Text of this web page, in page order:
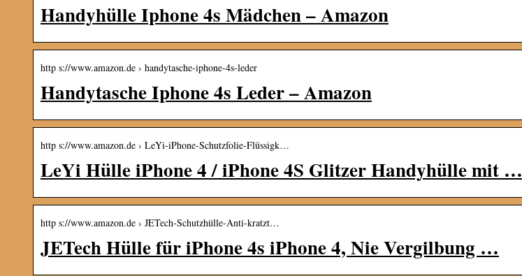
Handyhülle Iphone 4s Mädchen – Amazon
http s://www.amazon.de › handytasche-iphone-4s-leder
Handytasche Iphone 4s Leder – Amazon
http s://www.amazon.de › LeYi-iPhone-Schutzfolie-Flüssigk…
LeYi Hülle iPhone 4 / iPhone 4S Glitzer Handyhülle mit …
http s://www.amazon.de › JETech-Schutzhülle-Anti-kratzt…
JETech Hülle für iPhone 4s iPhone 4, Nie Vergilbung …